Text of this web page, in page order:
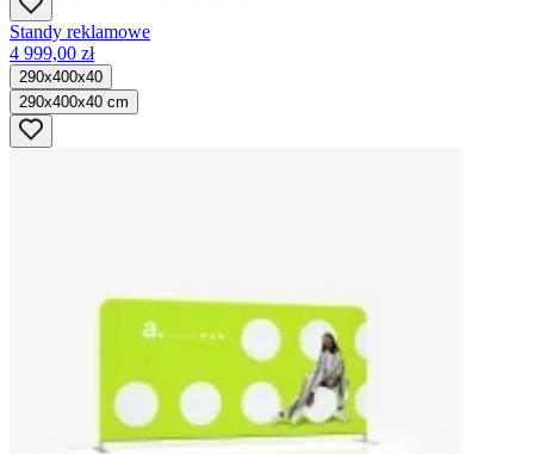
Standy reklamowe
4 999,00 zł
290x400x40
290x400x40 cm